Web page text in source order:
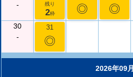
-
残り
2枠 ◎ ◎
30
-
31
◎
2026年09月